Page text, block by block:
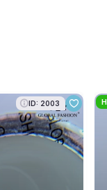
ID: 2003